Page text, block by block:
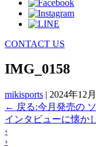
CONTACT US
IMG_0158
mikisports | 2024年12
← 戻る:今月発売の
インタビューに懐か
‹
›